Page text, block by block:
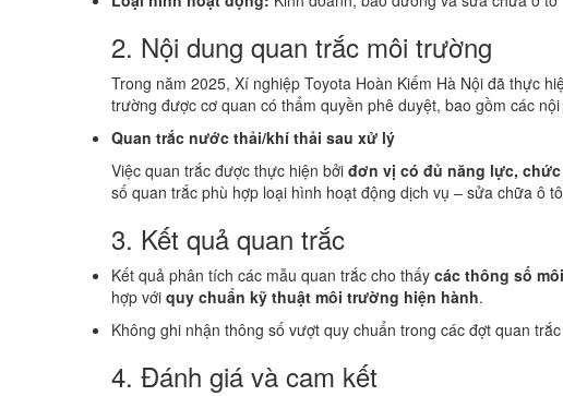
2. Nội dung quan trắc môi trường
Trong năm 2025, Xí nghiệp Toyota Hoàn Kiếm Hà Nội đã thực
trường được cơ quan có thẩm quyền phê duyệt, bao gồm các
Quan trắc nước thải/khí thải sau xử lý
Việc quan trắc được thực hiện bởi đơn vị có đủ năng lực,
số quan trắc phù hợp loại hình hoạt động dịch vụ – sửa chữa ô
3. Kết quả quan trắc
Kết quả phân tích các mẫu quan trắc cho thấy các thông số
hợp với quy chuẩn kỹ thuật môi trường hiện hành.
Không ghi nhận thông số vượt quy chuẩn trong các đợt quan
4. Đánh giá và cam kết